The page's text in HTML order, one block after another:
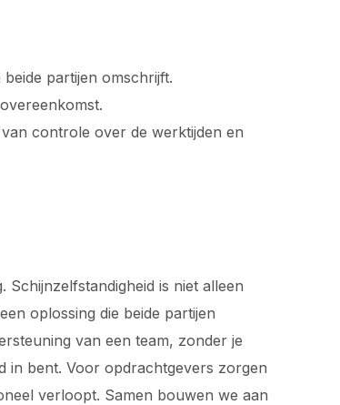
partijen omschrijft.
controle over de werktijden en
is niet alleen
oplossing die beide partijen
van een team, zonder je
in bent. Voor opdrachtgevers zorgen
verloopt. Samen bouwen we aan